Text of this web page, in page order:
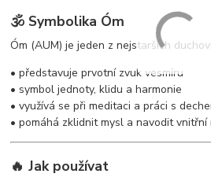
🕉️ Symbolika Óm
Óm (AUM) je jeden z nejstarších
• představuje prvotní zvuk vesmíru
• symbol jednoty, klidu a harmonie
• využívá se při meditaci a práci s
• pomáhá zklidnit mysl a navodit vnitřní
🔥 Jak používat